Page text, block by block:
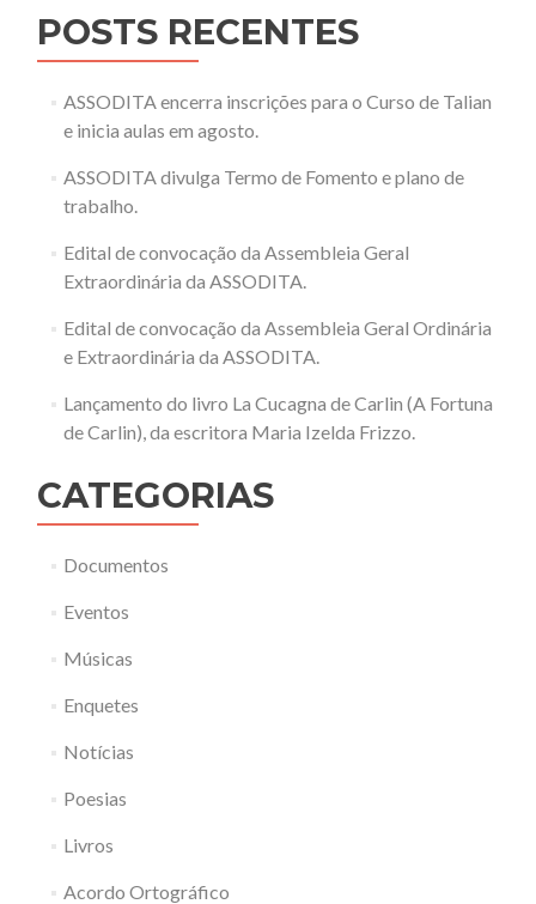
POSTS RECENTES
ASSODITA encerra inscrições para o Curso de Talian
e inicia aulas em agosto.
ASSODITA divulga Termo de Fomento e plano de
trabalho.
Edital de convocação da Assembleia Geral
Extraordinária da ASSODITA.
Edital de convocação da Assembleia Geral Ordinária
e Extraordinária da ASSODITA.
Lançamento do livro La Cucagna de Carlin (A Fortuna
de Carlin), da escritora Maria Izelda Frizzo.
CATEGORIAS
Documentos
Eventos
Músicas
Enquetes
Notícias
Poesias
Livros
Acordo Ortográfico